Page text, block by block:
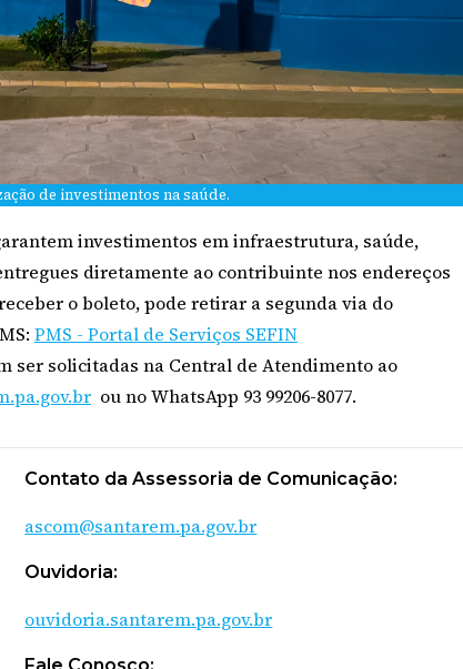
de investimentos na saúde.
investimentos em infraestrutura, saúde,
diretamente ao contribuinte nos endereços
o boleto, pode retirar a segunda via do
PMS - Portal de Serviços SEFIN
ser solicitadas na Central de Atendimento ao
ou no WhatsApp 93 99206-8077.
Contato da Assessoria de Comunicação:
ascom@santarem.pa.gov.br
Ouvidoria:
ouvidoria.santarem.pa.gov.br
Fale Conosco: